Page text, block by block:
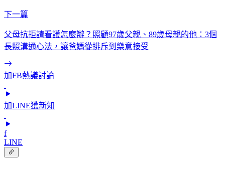
下一篇
父母抗拒請看護怎麼辦？照顧97歲父親、89歲母親的他：3個
長照溝通心法，讓爸媽從排斥到樂意接受
加FB熱議討論
加LINE獲新知
f
LINE